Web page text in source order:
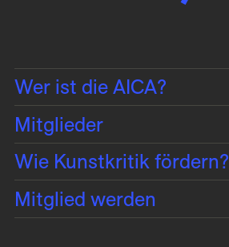
Wer ist die AICA?
Mitglieder
Wie Kunstkritik fördern?
Mitglied werden